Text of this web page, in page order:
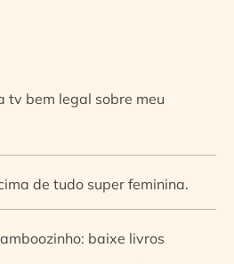
tv bem legal sobre meu
de tudo super feminina.
baixe livros